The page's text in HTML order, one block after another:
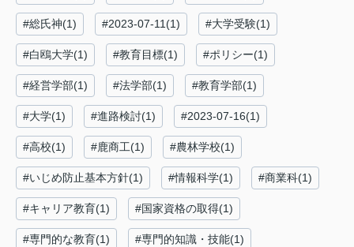
#総氏神(1) #2023-07-11(1) #大学受験(1)
#白鴎大学(1) #教育目標(1) #ポリシー(1)
#経営学部(1) #法学部(1) #教育学部(1)
#大学(1) #進路検討(1) #2023-07-16(1)
#高校(1) #鹿商工(1) #農林学校(1)
#いじめ防止基本方針(1) #情報科学(1) #商業科(1)
#キャリア教育(1) #国家資格の取得(1)
#専門的な教育(1) #専門的知識・技能(1)